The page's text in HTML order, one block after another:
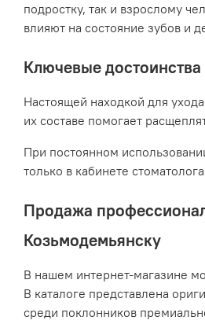
подростку, так и взрослому
влияют на состояние зубов и
Ключевые
Настоящей находкой для
их составе помогает
При постоянном
только в кабинете
Продажа
Козьмодемьянску
В нашем интернет-магазине
В каталоге представлена
среди поклонников